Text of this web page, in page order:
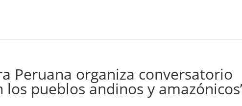
Peruana organiza conversatorio
los pueblos andinos y